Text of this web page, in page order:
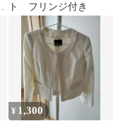
ト フリンジ付き
¥ 1,300